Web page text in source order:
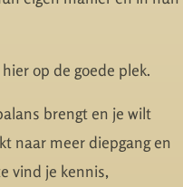
op de goede plek.
brengt en je wilt
naar meer diepgang en
vind je kennis,